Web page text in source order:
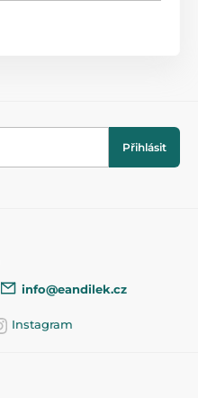
Přihlásit
info@eandilek.cz
Instagram